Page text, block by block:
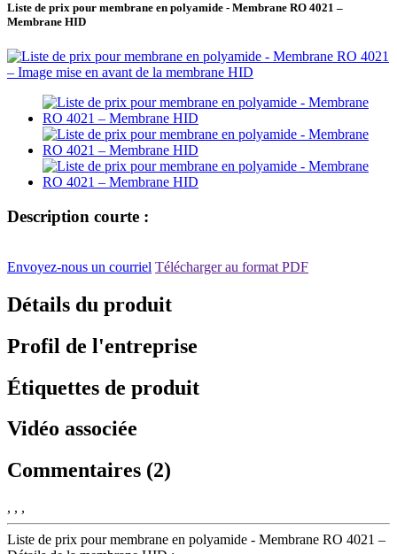
Liste de prix pour membrane en polyamide - Membrane RO 4021 –
Membrane HID
Description courte :
Envoyez-nous un courriel Télécharger au format PDF
Détails du produit
Profil de l'entreprise
Étiquettes de produit
Vidéo associée
Commentaires (2)
, , ,
Liste de prix pour membrane en polyamide - Membrane RO 4021 –